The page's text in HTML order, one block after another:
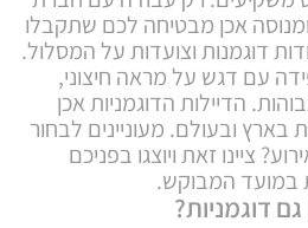
אכן מבטיחה לכם שתקבלו
דוגמנות וצועדות על המסלול.
עם דגש על מראה חיצוני,
הדיילות הדוגמניות אכן
בארץ ובעולם. מעוניינים לבחור
ציינו זאת ויוצגו בפניכם
במועד המבוקש.
דוגמניות?